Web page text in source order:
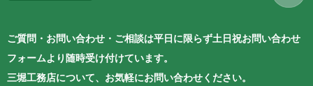
ご質問・お問い合わせ・ご相談は平日に限らず土日祝お問い合わせ
フォームより随時受け付けています。
三堀工務店について、お気軽にお問い合わせください。